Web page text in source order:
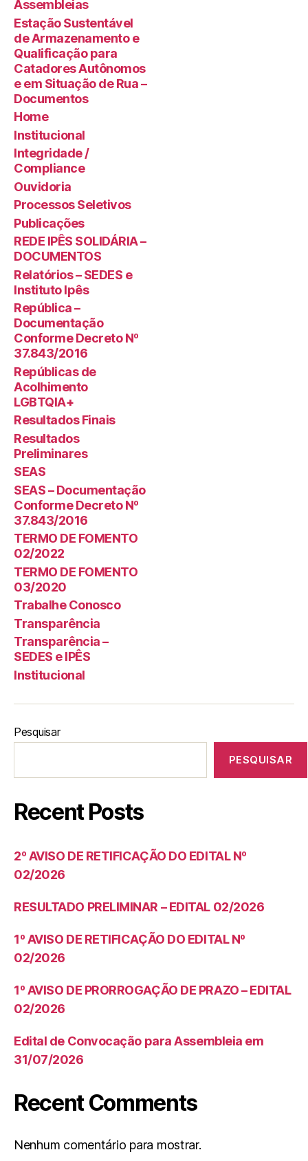
Assembleias
Estação Sustentável
de Armazenamento e
Qualificação para
Catadores Autônomos
e em Situação de Rua –
Documentos
Home
Institucional
Integridade /
Compliance
Ouvidoria
Processos Seletivos
Publicações
REDE IPÊS SOLIDÁRIA –
DOCUMENTOS
Relatórios – SEDES e
Instituto Ipês
República –
Documentação
Conforme Decreto Nº
37.843/2016
Repúblicas de
Acolhimento
LGBTQIA+
Resultados Finais
Resultados
Preliminares
SEAS
SEAS – Documentação
Conforme Decreto Nº
37.843/2016
TERMO DE FOMENTO
02/2022
TERMO DE FOMENTO
03/2020
Trabalhe Conosco
Transparência
Transparência –
SEDES e IPÊS
Institucional
Pesquisar
PESQUISAR
Recent Posts
2º AVISO DE RETIFICAÇÃO DO EDITAL Nº
02/2026
RESULTADO PRELIMINAR – EDITAL 02/2026
1º AVISO DE RETIFICAÇÃO DO EDITAL Nº
02/2026
1º AVISO DE PRORROGAÇÃO DE PRAZO – EDITAL
02/2026
Edital de Convocação para Assembleia em
31/07/2026
Recent Comments
Nenhum comentário para mostrar.